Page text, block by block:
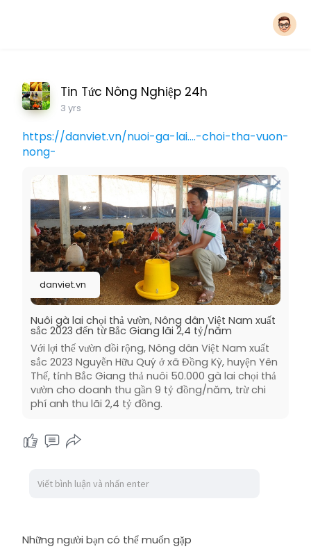
Tin Tức Nông Nghiệp 24h
3 yrs
https://danviet.vn/nuoi-ga-lai....-choi-tha-vuon-
nong-
danviet.vn
Nuôi gà lai chọi thả vườn, Nông dân Việt Nam xuất
sắc 2023 đến từ Bắc Giang lãi 2,4 tỷ/năm
Với lợi thế vườn đồi rộng, Nông dân Việt Nam xuất
sắc 2023 Nguyễn Hữu Quý ở xã Đồng Kỳ, huyện Yên
Thế, tỉnh Bắc Giang thả nuôi 50.000 gà lai chọi thả
vườn cho doanh thu gần 9 tỷ đồng/năm, trừ chi
phí anh thu lãi 2,4 tỷ đồng.
Những người bạn có thể muốn gặp